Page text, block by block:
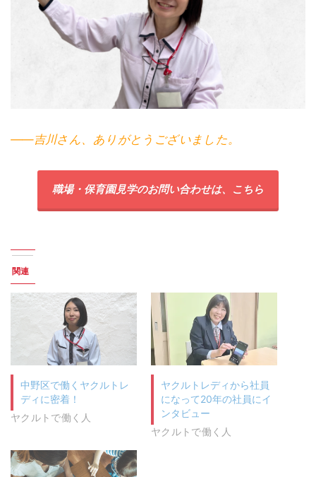
――吉川さん、ありがとうございました。
職場・保育園見学のお問い合わせは、こちら
関連
中野区で働くヤクルトレ
ディに密着！
ヤクルトで働く人
ヤクルトレディから社員
になって20年の社員にイ
ンタビュー
ヤクルトで働く人